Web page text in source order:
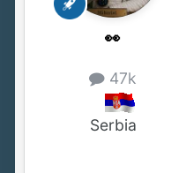
👀
47k
Serbia